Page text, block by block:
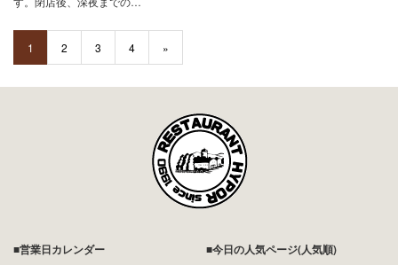
1 2 3 4 »
■営業日カレンダー ■今日の人気ページ(人気順)